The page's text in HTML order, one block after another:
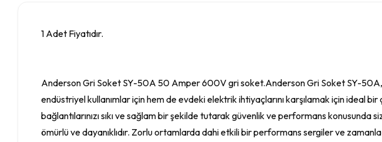
1 Adet Fiyatıdır.
Anderson Gri Soket SY-50A 50 Amper 600V gri soket.Anderson Gri Soket SY-50A,
endüstriyel kullanımlar için hem de evdeki elektrik ihtiyaçlarını karşılamak için ideal
bağlantılarınızı sıkı ve sağlam bir şekilde tutarak güvenlik ve performans
ömürlü ve dayanıklıdır. Zorlu ortamlarda dahi etkili bir performans sergiler ve